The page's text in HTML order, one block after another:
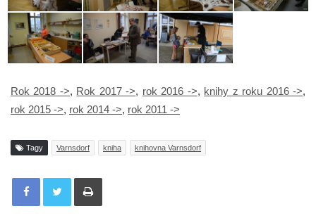
Rok 2018 ->, Rok 2017 ->, rok 2016 ->, knihy z roku 2016 ->,
rok 2015 ->, rok 2014 ->, rok 2011 ->
Tagy Varnsdorf kniha knihovna Varnsdorf
Tisknout